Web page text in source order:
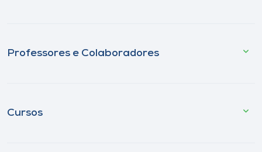
Professores e Colaboradores
Cursos